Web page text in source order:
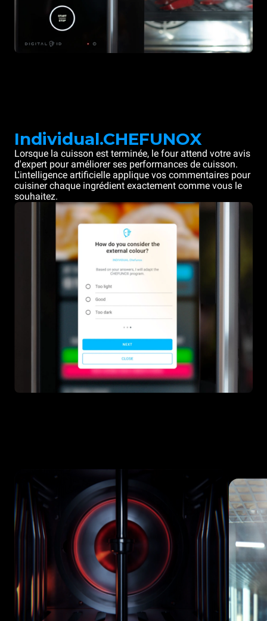
Individual.CHEFUNOX
Lorsque la cuisson est terminée, le four attend votre avis
d'expert pour améliorer ses performances de cuisson.
L'intelligence artificielle applique vos commentaires pour
cuisiner chaque ingrédient exactement comme vous le
souhaitez.